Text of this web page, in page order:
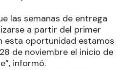
las semanas de entrega
a partir del primer
esta oportunidad estamos
de noviembre el inicio de
informó.